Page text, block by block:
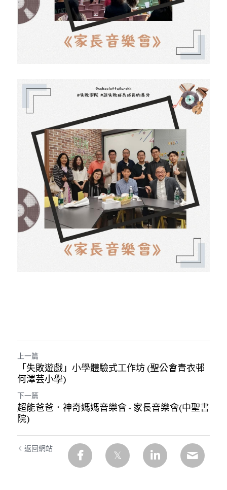
上一篇
「失敗遊戲」小學體驗式工作坊 (聖公會青衣邨
何澤芸小學)
下一篇
超能爸爸．神奇媽媽音樂會 - 家長音樂會(中聖書
院)
返回網站